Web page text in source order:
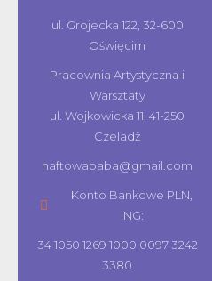
ul. Grojecka 122, 32-600
Oświęcim
Pracownia Artystyczna i
Warsztaty
ul. Wojkowicka 11, 41-250
Czeladź
haftowababa@gmail.com
Konto Bankowe PLN,
ING:
34 1050 1269 1000 0097 3242
3380